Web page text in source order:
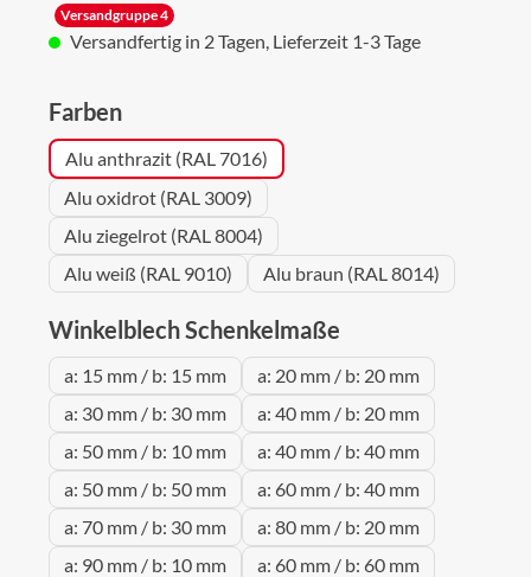
Versandgruppe 4
Versandfertig in 2 Tagen, Lieferzeit 1-3 Tage
Farbenauswählen
Alu anthrazit (RAL 7016)
Alu oxidrot (RAL 3009)
Alu ziegelrot (RAL 8004)
Alu weiß (RAL 9010)
Alu braun (RAL 8014)
Winkelblech Schenkelmaße
a: 15 mm / b: 15 mm
a: 20 mm / b: 20 mm
a: 30 mm / b: 30 mm
a: 40 mm / b: 20 mm
a: 50 mm / b: 10 mm
a: 40 mm / b: 40 mm
a: 50 mm / b: 50 mm
a: 60 mm / b: 40 mm
a: 70 mm / b: 30 mm
a: 80 mm / b: 20 mm
a: 90 mm / b: 10 mm
a: 60 mm / b: 60 mm